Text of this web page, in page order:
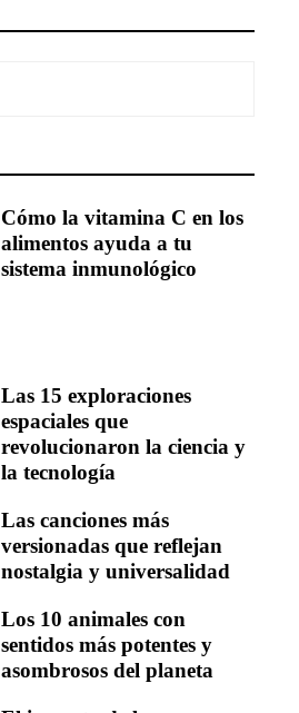
Cómo la vitamina C en los
alimentos ayuda a tu
sistema inmunológico
Las 15 exploraciones
espaciales que
revolucionaron la ciencia y
la tecnología
Las canciones más
versionadas que reflejan
nostalgia y universalidad
Los 10 animales con
sentidos más potentes y
asombrosos del planeta